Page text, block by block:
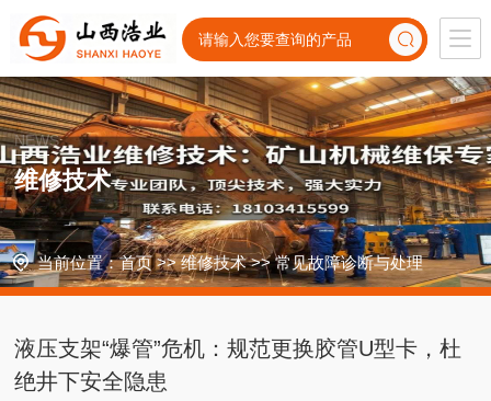
NEWS
维修技术
当前位置：首页>>维修技术>>常见故障诊断与处理
液压支架“爆管”危机：规范更换胶管U型卡，杜
绝井下安全隐患